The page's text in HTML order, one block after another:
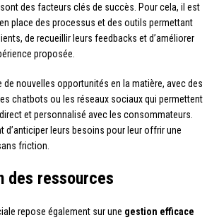
des facteurs clés de succès. Pour cela, il est
place des processus et des outils permettant
de recueillir leurs feedbacks et d’améliorer
proposée.
nouvelles opportunités en la matière, avec des
chatbots ou les réseaux sociaux qui permettent
et personnalisé avec les consommateurs.
d’anticiper leurs besoins pour leur offrir une
friction.
des ressources
repose également sur une gestion efficace